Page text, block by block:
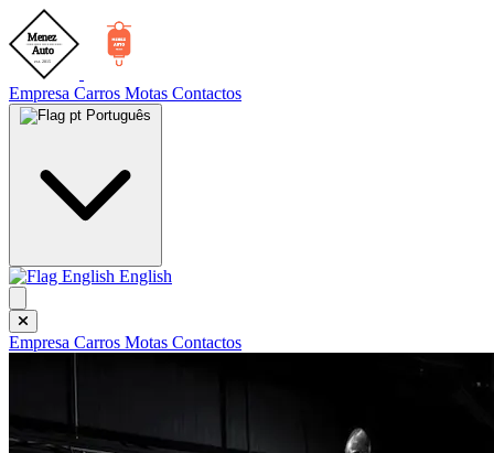
Empresa Carros Motas Contactos
Português
English
Empresa Carros Motas Contactos